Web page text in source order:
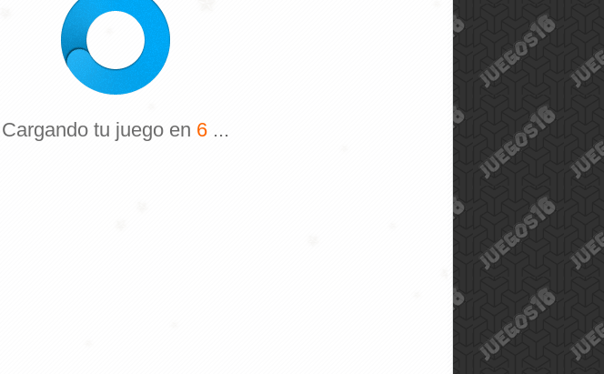
Cargando tu juego en 5 ...